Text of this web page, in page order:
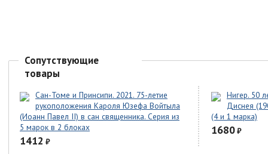
Сопутствующие
товары
Сан-Томе и Принсипи. 2021. 75-летие
рукоположения Кароля Юзефа Войтыла
(Иоанн Павел II) в сан священника. Серия из
5 марок в 2 блоках
1412 ₽
Нигер. 50
Диснея
(4 и 1 марка)
1680₽